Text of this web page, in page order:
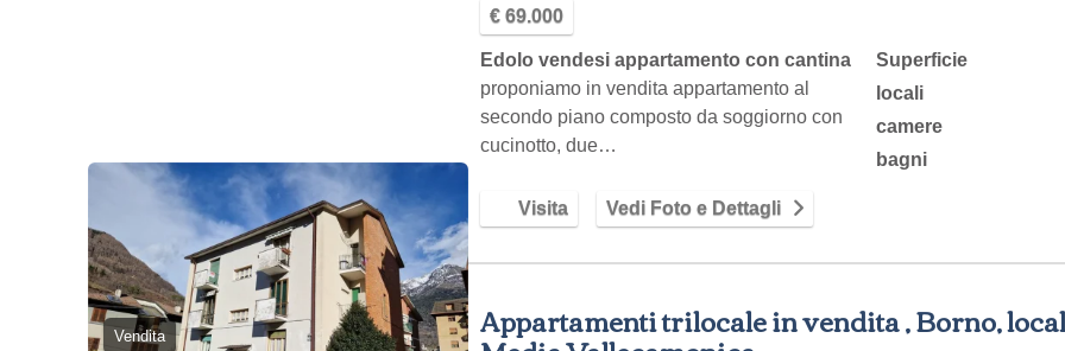
€ 69.000
Edolo vendesi appartamento con cantina
proponiamo in vendita appartamento al
secondo piano composto da soggiorno con
cucinotto, due…
Superficie
locali
camere
bagni
Visita Vedi Foto e Dettagli
Vendita Appartamenti trilocale in vendita , Borno,